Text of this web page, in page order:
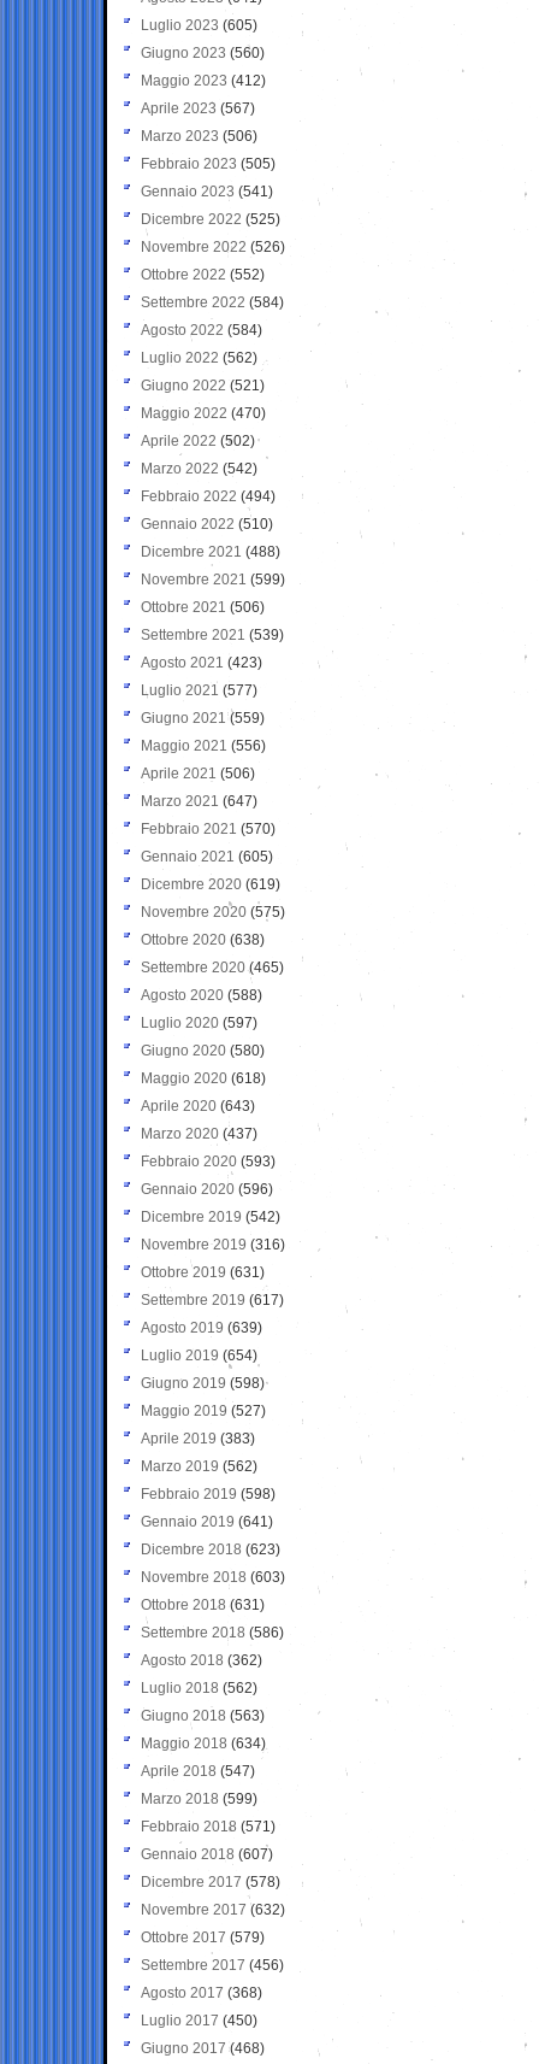
Luglio 2023 (605)
Giugno 2023 (560)
Maggio 2023 (412)
Aprile 2023 (567)
Marzo 2023 (506)
Febbraio 2023 (505)
Gennaio 2023 (541)
Dicembre 2022 (525)
Novembre 2022 (526)
Ottobre 2022 (552)
Settembre 2022 (584)
Agosto 2022 (584)
Luglio 2022 (562)
Giugno 2022 (521)
Maggio 2022 (470)
Aprile 2022 (502)
Marzo 2022 (542)
Febbraio 2022 (494)
Gennaio 2022 (510)
Dicembre 2021 (488)
Novembre 2021 (599)
Ottobre 2021 (506)
Settembre 2021 (539)
Agosto 2021 (423)
Luglio 2021 (577)
Giugno 2021(559)
Maggio 2021 (556)
Aprile 2021 (506)
Marzo 2021 (647)
Febbraio 2021 (570)
Gennaio 2021 (605)
Dicembre 2020 (619)
Novembre 2020 (575)
Ottobre 2020 (638)
Settembre 2020(465)
Agosto 2020 (588)
Luglio 2020 (597)
Giugno 2020 (580)
Maggio 2020 (618)
Aprile 2020 (643)
Marzo 2020 (437)
Febbraio 2020 (593)
Gennaio 2020 (596)
Dicembre 2019 (542)
Novembre 2019 (316)
Ottobre 2019 (631)
Settembre 2019 (617)
Agosto 2019 (639)
Luglio 2019 (654)
Giugno 2019 (598)
Maggio 2019 (527)
Aprile 2019 (383)
Marzo 2019 (562)
Febbraio 2019 (598)
Gennaio 2019 (641)
Dicembre 2018 (623)
Novembre 2018 (603)
Ottobre 2018 (631)
Settembre 2018 (586)
Agosto 2018 (362)
Luglio 2018 (562)
Giugno 2018 (563)
Maggio 2018 (634)
Aprile 2018 (547)
Marzo 2018 (599)
Febbraio 2018 (571)
Gennaio 2018 (607)
Dicembre 2017 (578)
Novembre 2017 (632)
Ottobre 2017 (579)
Settembre 2017 (456)
Agosto 2017 (368)
Luglio 2017 (450)
Giugno 2017 (468)